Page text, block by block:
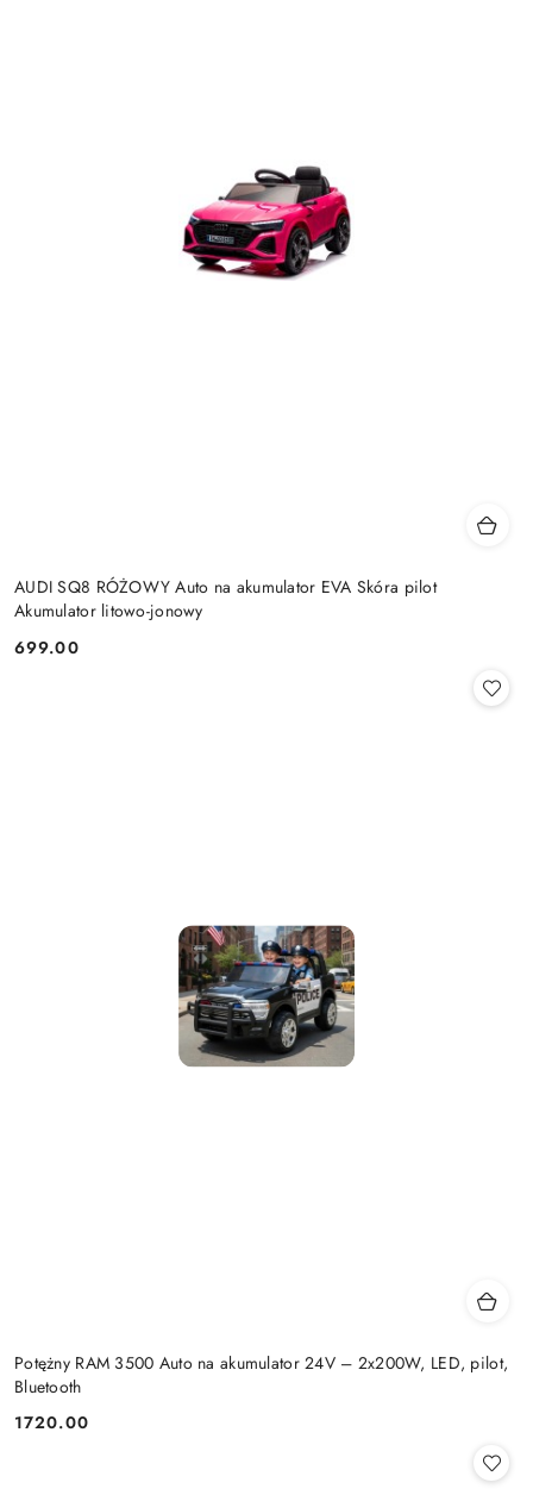
AUDI SQ8 RÓŻOWY Auto na akumulator EVA Skóra pilot
Akumulator litowo-jonowy
Cena:
699.00
Potężny RAM 3500 Auto na akumulator 24V – 2x200W, LED, pilot,
Bluetooth
Cena:
1720.00